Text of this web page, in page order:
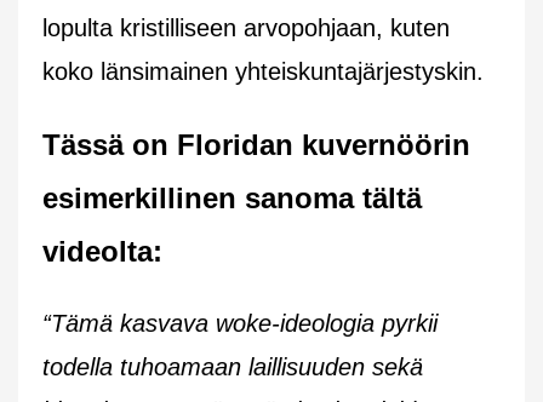
lopulta kristilliseen arvopohjaan, kuten
koko länsimainen yhteiskuntajärjestyskin.
Tässä on Floridan kuvernöörin
esimerkillinen sanoma tältä
videolta:
“Tämä kasvava woke-ideologia pyrkii
todella tuhoamaan laillisuuden sekä